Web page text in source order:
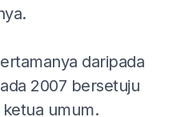
daripada
2007 bersetuju
umum.